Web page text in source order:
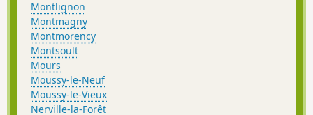
Montlignon
Montmagny
Montmorency
Montsoult
Mours
Moussy-le-Neuf
Moussy-le-Vieux
Nerville-la-Forêt